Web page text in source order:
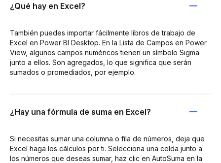
¿Qué hay en Excel?
También puedes importar fácilmente libros de trabajo de
Excel en Power BI Desktop. En la Lista de Campos en Power
View, algunos campos numéricos tienen un símbolo Sigma
junto a ellos. Son agregados, lo que significa que serán
sumados o promediados, por ejemplo.
¿Hay una fórmula de suma en Excel?
Si necesitas sumar una columna o fila de números, deja que
Excel haga los cálculos por ti. Selecciona una celda junto a
los números que deseas sumar, haz clic en AutoSuma en la